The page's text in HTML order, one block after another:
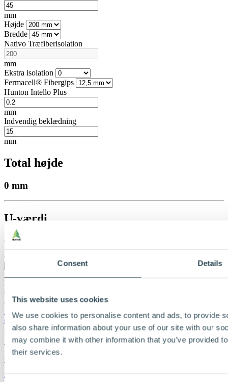
Consent Details
This website uses cookies
We use cookies to personalise content and ads, to provide
also share information about your use of our site with our
may combine it with other information that you’ve provided
their services.
mm
Højde
Bredde
Nativo Træfiberisolation
mm
Ekstra isolation
Fermacell® Fibergips
Hunton Intello Plus
mm
Indvendig beklædning
mm
Total højde
0 mm
U-værdi
0
DLH A/S
Orionvej 5
8700 Horsens
+45 43 500 800
dlhdk@dlh.com
Wennerth Wood Trading ApS
Transformervej 10
2860 Søborg
Tlf.: